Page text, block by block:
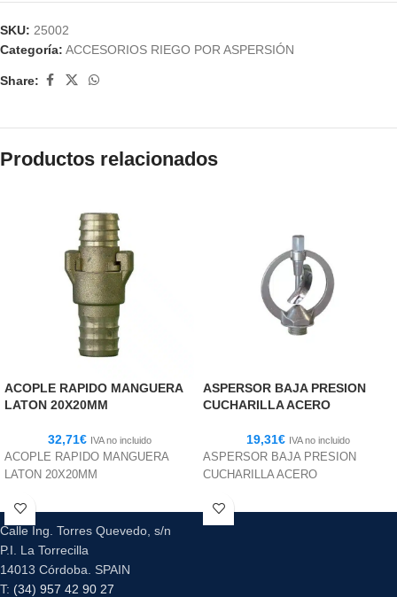
SKU: 25002
Categoría: ACCESORIOS RIEGO POR ASPERSIÓN
Share:
Productos relacionados
ACOPLE RAPIDO MANGUERA
LATON 20X20MM
32,71€ IVA no incluido
ACOPLE RAPIDO MANGUERA
LATON 20X20MM
ASPERSOR BAJA PRESION
CUCHARILLA ACERO
19,31€ IVA no incluido
ASPERSOR BAJA PRESION
CUCHARILLA ACERO
Calle Ing. Torres Quevedo, s/n
P.I. La Torrecilla
14013 Córdoba. SPAIN
T: (34) 957 42 90 27